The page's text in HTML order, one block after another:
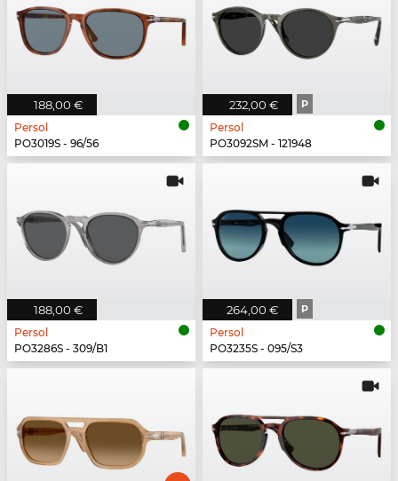
188,00 €
Persol
PO3019S - 96/56
232,00 € P
Persol
PO3092SM - 121948
188,00 €
Persol
PO3286S - 309/B1
264,00 € P
Persol
PO3235S - 095/S3